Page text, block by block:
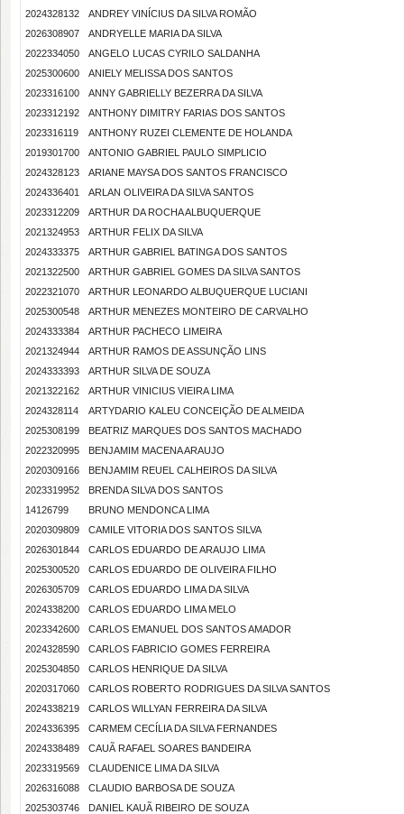
2024328132
ANDREY VINÍCIUS DA SILVA ROMÃO
2026308907
ANDRYELLE MARIA DA SILVA
2022334050
ANGELO LUCAS CYRILO SALDANHA
2025300600
ANIELY MELISSA DOS SANTOS
2023316100
ANNY GABRIELLY BEZERRA DA SILVA
2023312192
ANTHONY DIMITRY FARIAS DOS SANTOS
2023316119
ANTHONY RUZEI CLEMENTE DE HOLANDA
2019301700
ANTONIO GABRIEL PAULO SIMPLICIO
2024328123
ARIANE MAYSA DOS SANTOS FRANCISCO
2024336401
ARLAN OLIVEIRA DA SILVA SANTOS
2023312209
ARTHUR DA ROCHA ALBUQUERQUE
2021324953
ARTHUR FELIX DA SILVA
2024333375
ARTHUR GABRIEL BATINGA DOS SANTOS
2021322500
ARTHUR GABRIEL GOMES DA SILVA SANTOS
2022321070
ARTHUR LEONARDO ALBUQUERQUE LUCIANI
2025300548
ARTHUR MENEZES MONTEIRO DE CARVALHO
2024333384
ARTHUR PACHECO LIMEIRA
2021324944
ARTHUR RAMOS DE ASSUNÇÃO LINS
2024333393
ARTHUR SILVA DE SOUZA
2021322162
ARTHUR VINICIUS VIEIRA LIMA
2024328114
ARTYDARIO KALEU CONCEIÇÃO DE ALMEIDA
2025308199
BEATRIZ MARQUES DOS SANTOS MACHADO
2022320995
BENJAMIM MACENA ARAUJO
2020309166
BENJAMIM REUEL CALHEIROS DA SILVA
2023319952
BRENDA SILVA DOS SANTOS
14126799
BRUNO MENDONCA LIMA
2020309809
CAMILE VITORIA DOS SANTOS SILVA
2026301844
CARLOS EDUARDO DE ARAUJO LIMA
2025300520
CARLOS EDUARDO DE OLIVEIRA FILHO
2026305709
CARLOS EDUARDO LIMA DA SILVA
2024338200
CARLOS EDUARDO LIMA MELO
2023342600
CARLOS EMANUEL DOS SANTOS AMADOR
2024328590
CARLOS FABRICIO GOMES FERREIRA
2025304850
CARLOS HENRIQUE DA SILVA
2020317060
CARLOS ROBERTO RODRIGUES DA SILVA SANTOS
2024338219
CARLOS WILLYAN FERREIRA DA SILVA
2024336395
CARMEM CECÍLIA DA SILVA FERNANDES
2024338489
CAUÃ RAFAEL SOARES BANDEIRA
2023319569
CLAUDENICE LIMA DA SILVA
2026316088
CLAUDIO BARBOSA DE SOUZA
2025303746
DANIEL KAUÃ RIBEIRO DE SOUZA